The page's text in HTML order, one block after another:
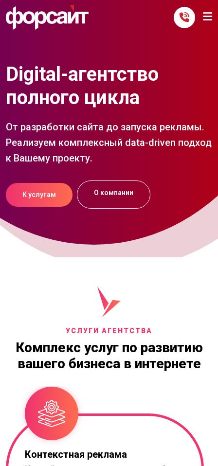
Digital-агентство
полного цикла
От разработки сайта до запуска рекламы.
Реализуем комплексный data-driven подход
к Вашему проекту.
К услугам О компании
УСЛУГИ АГЕНТСТВА
Комплекс услуг по развитию
вашего бизнеса в интернете
Контекстная реклама